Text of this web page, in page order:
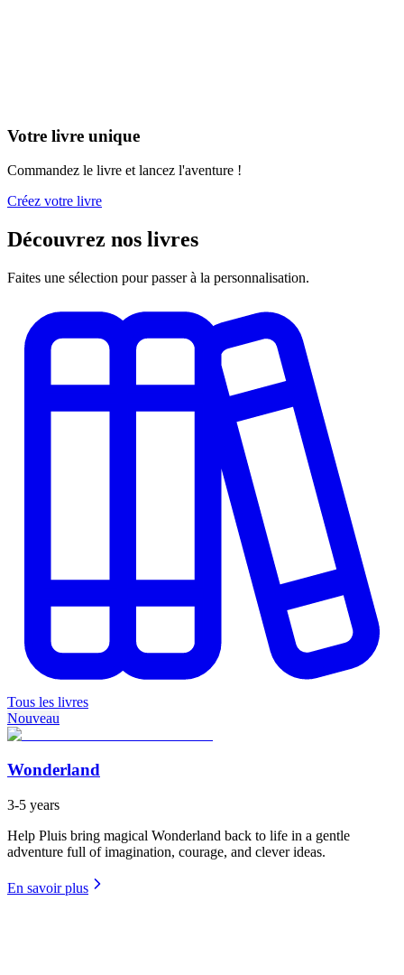
Votre livre unique
Commandez le livre et lancez l'aventure !
Créez votre livre
Découvrez nos livres
Faites une sélection pour passer à la personnalisation.
Tous les livres
Nouveau
Wonderland
3-5 years
Help Pluis bring magical Wonderland back to life in a gentle
adventure full of imagination, courage, and clever ideas.
En savoir plus